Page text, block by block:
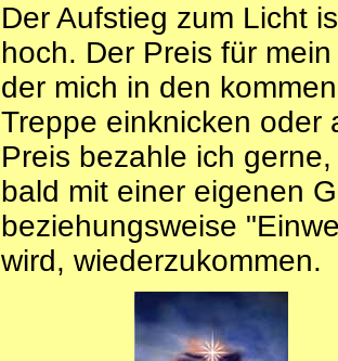
Der Aufstieg zum Licht
hoch. Der Preis für
der mich in den
Treppe einknicken oder
Preis bezahle ich
bald mit einer eigenen
beziehungsweise
wird, wiederzukommen.